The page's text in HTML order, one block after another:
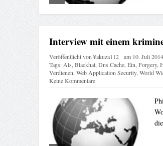
Interview mit einem
Veröffentlicht von¥akuza112 am 10. Juli 2014
Tags:Als,Blackhat,Dns Cache,Ein,Forgery,
Verdienen,Web Application Security,World
Keine Kommentare